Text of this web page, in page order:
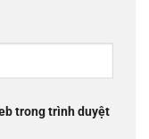
trong trình duyệt